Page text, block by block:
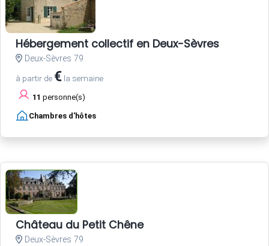
Hébergement collectif en Deux-Sèvres
Deux-Sèvres 79
à partir de € la semaine
11 personne(s)
Chambres d'hôtes
Château du Petit Chêne
Deux-Sèvres 79